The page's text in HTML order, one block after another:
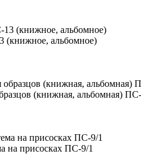
(книжное, альбомное)
(книжная, альбомная)
на присосках ПС-9/1